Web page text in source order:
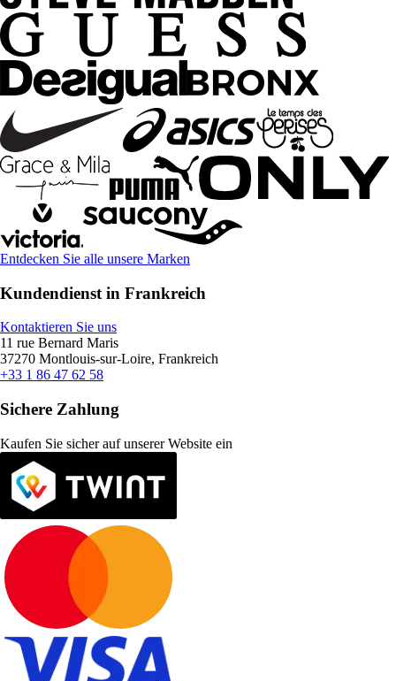
Entdecken Sie alle unsere Marken
Kundendienst in Frankreich
Kontaktieren Sie uns
11 rue Bernard Maris
37270 Montlouis-sur-Loire, Frankreich
+33 1 86 47 62 58
Sichere Zahlung
Kaufen Sie sicher auf unserer Website ein